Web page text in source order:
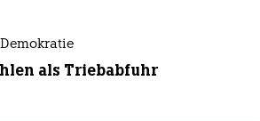
als Triebabfuhr